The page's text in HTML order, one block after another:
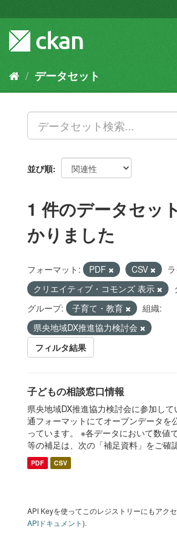
キ
容
データセット
並び順
1 件のデータセッ
かりました
フォーマット: PDF CSV
クリエイティブ・コモンズ 表示
グループ:
子育て・教育
組織:
県央地域DX推進協力検討会
フィルタ結果
子どもの相談窓口情報
県央地域DX推進協力検討会に参加し
通フォーマットにてオープンデータを
っています。 ※各データにおいて数値
等の補足は、次の「補足資料」をご確
PDF CSV
API Keyを使ってこのレジストリーにもアク
APIドキュメント).